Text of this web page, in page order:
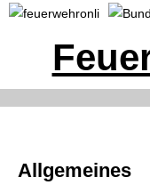
Allgemeines